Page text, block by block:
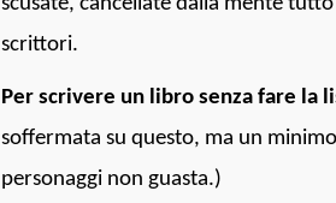
scrittori.
Per scrivere un libro senza fare la
soffermata su questo, ma un
personaggi non guasta.)